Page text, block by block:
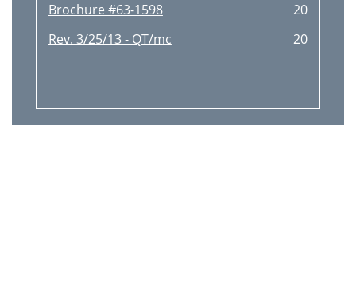
Brochure #63-1598
20
Rev. 3/25/13 - QT/mc
20